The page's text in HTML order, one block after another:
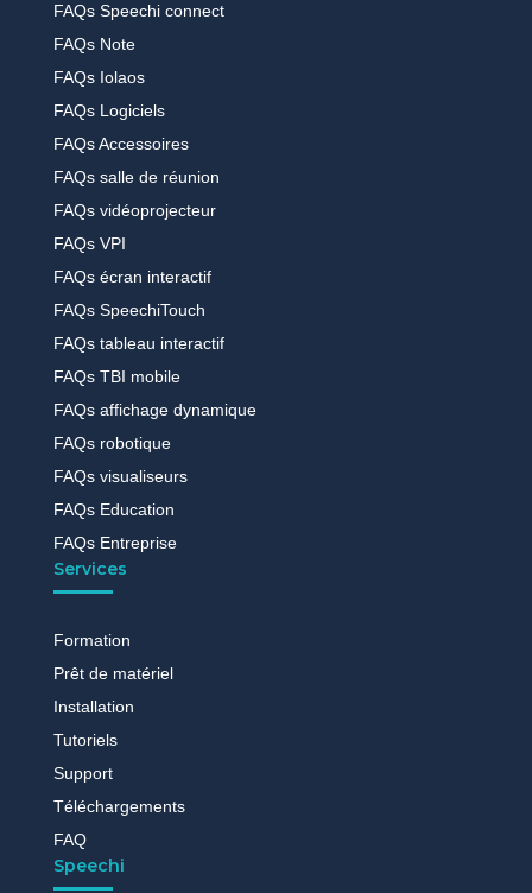
FAQs Speechi connect
FAQs Note
FAQs Iolaos
FAQs Logiciels
FAQs Accessoires
FAQs salle de réunion
FAQs vidéoprojecteur
FAQs VPI
FAQs écran interactif
FAQs SpeechiTouch
FAQs tableau interactif
FAQs TBI mobile
FAQs affichage dynamique
FAQs robotique
FAQs visualiseurs
FAQs Education
FAQs Entreprise
Services
Formation
Prêt de matériel
Installation
Tutoriels
Support
Téléchargements
FAQ
Speechi